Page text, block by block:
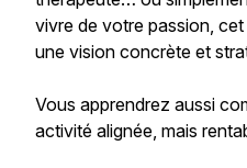
vivre de votre passion,
une vision concrète et
Vous apprendrez aussi
activité alignée, mais